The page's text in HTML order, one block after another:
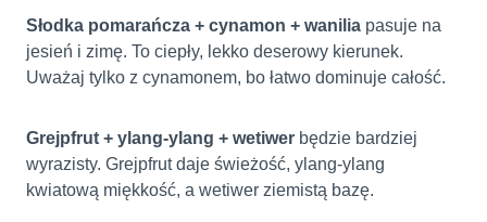
Słodka pomarańcza + cynamon + wanilia pasuje na
jesień i zimę. To ciepły, lekko deserowy kierunek.
Uważaj tylko z cynamonem, bo łatwo dominuje całość.
Grejpfrut + ylang-ylang + wetiwer będzie bardziej
wyrazisty. Grejpfrut daje świeżość, ylang-ylang
kwiatową miękkość, a wetiwer ziemistą bazę.